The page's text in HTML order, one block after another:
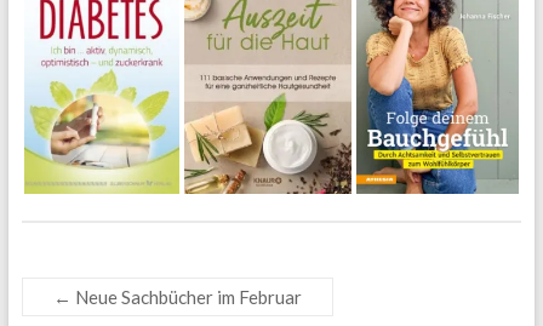
← Neue Sachbücher im Februar